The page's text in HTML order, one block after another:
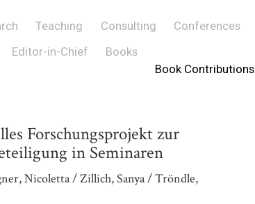
Teaching Consulting Conferences
Editor-in-Chief
Books
Book Contributions
Forschungsprojekt zur
in Seminaren
Nicoletta / Zillich, Sanya / Tröndle,